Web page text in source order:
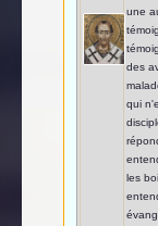
une
des
qui
les